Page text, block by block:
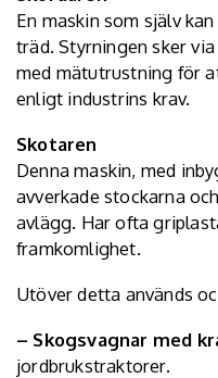
En maskin som själv
träd. Styrningen sker
med mätutrustning för
enligt industrins krav.
Skotaren
Denna maskin, med
avverkade stockarna
avlägg. Har ofta
framkomlighet.
Utöver detta används
– Skogsvagnar med
jordbrukstraktorer.